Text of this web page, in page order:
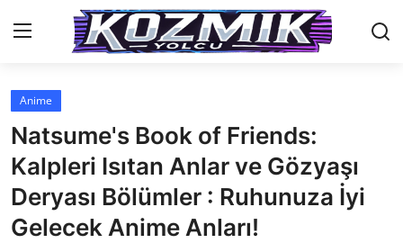
Anasayfa
İletişim
Genel
Anime Önerileri
Anime
Natsume's Book of Friends:
Kalpleri Isıtan Anlar ve Gözyaşı
Deryası Bölümler : Ruhunuza İyi
Gelecek Anime Anları!